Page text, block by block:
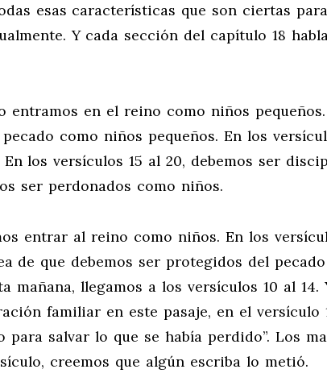
esas características que son ciertas
Y cada sección del capítulo 18
entramos en el reino como niños
como niños pequeños. En los
los versículos 15 al 20, debemos ser
ser perdonados como niños.
entrar al reino como niños. En los
de que debemos ser protegidos del
mañana, llegamos a los versículos 10 al 14.
familiar en este pasaje, en el versículo
salvar lo que se había perdido”. Los
creemos que algún escriba lo metió.